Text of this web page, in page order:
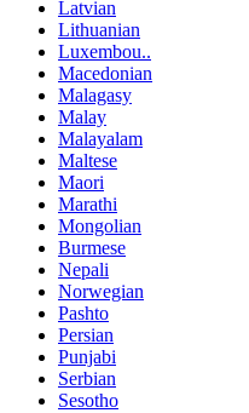
Latvian
Lithuanian
Luxembou..
Macedonian
Malagasy
Malay
Malayalam
Maltese
Maori
Marathi
Mongolian
Burmese
Nepali
Norwegian
Pashto
Persian
Punjabi
Serbian
Sesotho